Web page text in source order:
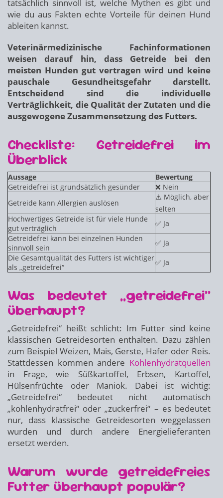
tatsächlich sinnvoll ist, welche Mythen es gibt und
wie du aus Fakten echte Vorteile für deinen Hund
ableiten kannst.
Veterinärmedizinische Fachinformationen
weisen darauf hin, dass Getreide bei den
meisten Hunden gut vertragen wird und keine
pauschale Gesundheitsgefahr darstellt.
Entscheidend sind die individuelle
Verträglichkeit, die Qualität der Zutaten und die
ausgewogene Zusammensetzung des Futters.
Checkliste: Getreidefrei im
Überblick
Aussage
Bewertung
Getreidefrei ist grundsätzlich gesünder
❌ Nein
Getreide kann Allergien auslösen
⚠️ Möglich, aber
selten
Hochwertiges Getreide ist für viele Hunde
gut verträglich
✅ Ja
Getreidefrei kann bei einzelnen Hunden
sinnvoll sein
✅ Ja
Die Gesamtqualität des Futters ist wichtiger
als „getreidefrei“
✅ Ja
Was bedeutet „getreidefrei“
überhaupt?
„Getreidefrei“ heißt schlicht: Im Futter sind keine
klassischen Getreidesorten enthalten. Dazu zählen
zum Beispiel Weizen, Mais, Gerste, Hafer oder Reis.
Stattdessen kommen andere Kohlenhydratquellen
in Frage, wie Süßkartoffel, Erbsen, Kartoffel,
Hülsenfrüchte oder Maniok. Dabei ist wichtig:
„Getreidefrei“ bedeutet nicht automatisch
„kohlenhydratfrei“ oder „zuckerfrei“ – es bedeutet
nur, dass klassische Getreidesorten weggelassen
wurden und durch andere Energielieferanten
ersetzt werden.
Warum wurde getreidefreies
Futter überhaupt populär?